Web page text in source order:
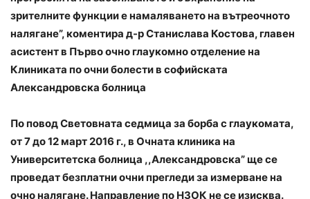
зрителните функции е намаляването на вътреочното
налягане”, коментира д-р Станислава Костова, главен
асистент в Първо очно глаукомно отделение на
Клиниката по очни болести в софийската
Александровска болница
По повод Световната седмица за борба с глаукомата,
от 7 до 12 март 2016 г., в Очната клиника на
Университетска болница ,,Александровска” ще се
проведат безплатни очни прегледи за измерване на
очно налягане. Направление по НЗОК не се изисква.